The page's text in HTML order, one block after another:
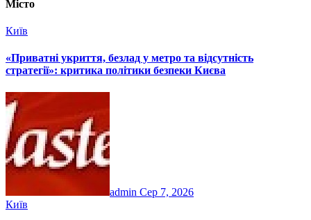
Місто
Київ
«Приватні укриття, безлад у метро та відсутність
стратегії»: критика політики безпеки Києва
admin Сер 7, 2026
Київ